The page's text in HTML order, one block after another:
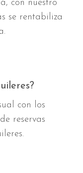
con nuestro
se rentabiliza
con los
reservas